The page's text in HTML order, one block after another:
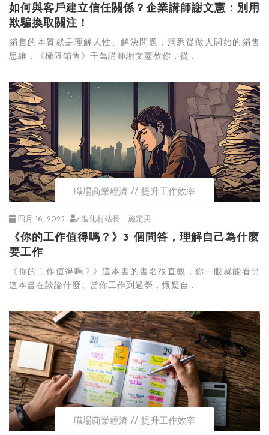
如何與客戶建立信任關係？企業講師謝文憲：別用
欺騙換取關注！
銷售的本質就是理解人性、解決問題，洞悉從做人開始的銷售
思維，《極限銷售》千萬講師謝文憲教你，從...
職場商業經濟 提升工作效率
四月 16, 2025 進化村站長 施定男
《你的工作值得嗎？》3 個問答，理解自己為什麼
要工作
《你的工作值得嗎？》這本書的書名很直觀，你一眼就能看出
這本書在談論什麼。當你工作到過勞，懷疑自...
職場商業經濟 提升工作效率